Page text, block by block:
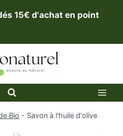
15€ d'achat en point
Bio - Savon à l'huile d'olive